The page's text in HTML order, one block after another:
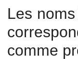
Les
comme